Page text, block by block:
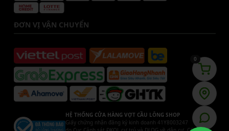
ĐƠN VỊ VẬN CHUYỂN
HỆ THỐNG CỬA HÀNG VỢT CẦU LÔNG SHOP
Giấy chứng nhận đăng ký kinh doanh 41Y8003247
0